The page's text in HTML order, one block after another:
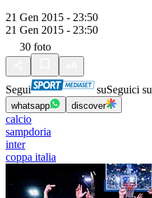
21 Gen 2015 - 23:50
21 Gen 2015 - 23:50
30 foto
Segui suSeguici su
whatsapp discover
calcio
sampdoria
inter
coppa italia